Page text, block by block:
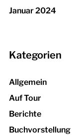
Januar 2024
Kategorien
Allgemein
Auf Tour
Berichte
Buchvorstellung